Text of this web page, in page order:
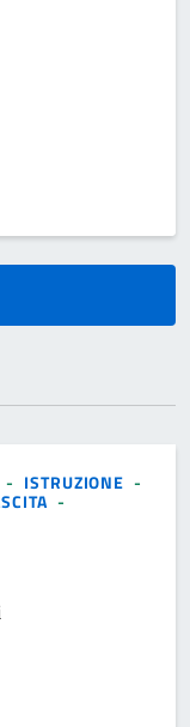
- ISTRUZIONE -
-